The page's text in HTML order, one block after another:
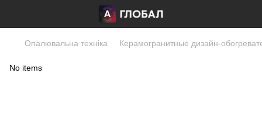
Опалювальна техніка Керамогранитные дизайн-
No items